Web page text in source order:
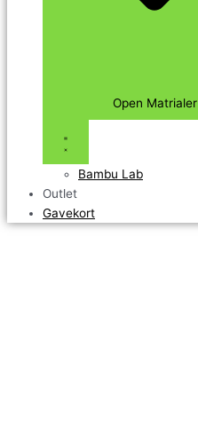
Open Matrialer
Bambu Lab
Outlet
Gavekort